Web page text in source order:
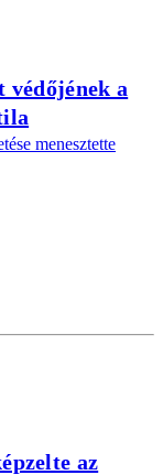
a
menesztette
az